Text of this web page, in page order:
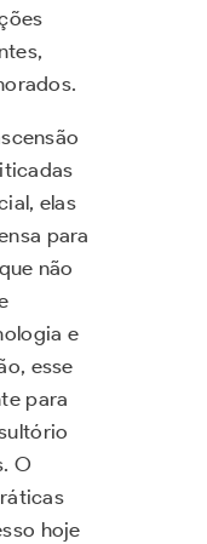
elas
para
não
e
esse
para
O
hoje